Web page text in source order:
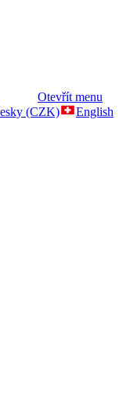
Otevřít menu
(CZK)
English